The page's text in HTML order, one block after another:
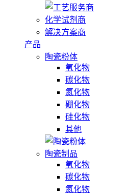
化学试剂商
解决方案商
产品
陶瓷粉体
氧化物
碳化物
氮化物
硼化物
硅化物
其他
陶瓷制品
氧化物
碳化物
氮化物